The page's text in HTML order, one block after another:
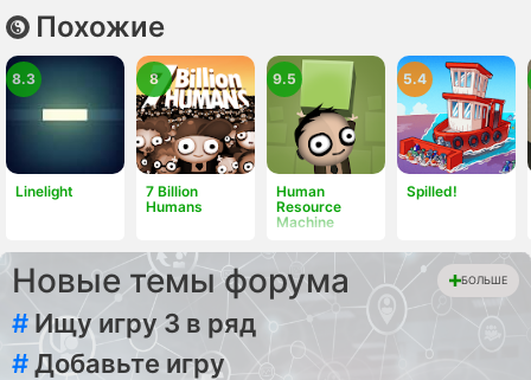
Похожие
Linelight
8.3
7 Billion
Humans
8
Human
Resource
Machine
9.5
Spilled!
5.4
Новые темы форума БОЛЬШЕ
# Ищу игру 3 в ряд
#Добавьте игру